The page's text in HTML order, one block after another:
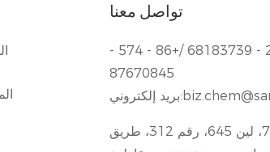
تواصل معنا
هاتف: +86 - 21 - 68183739 /+86 - 574 -
87670845
بريد إلكتروني:
مكتب نينغبو: 18-7، لين 645، رقم 312، طريق